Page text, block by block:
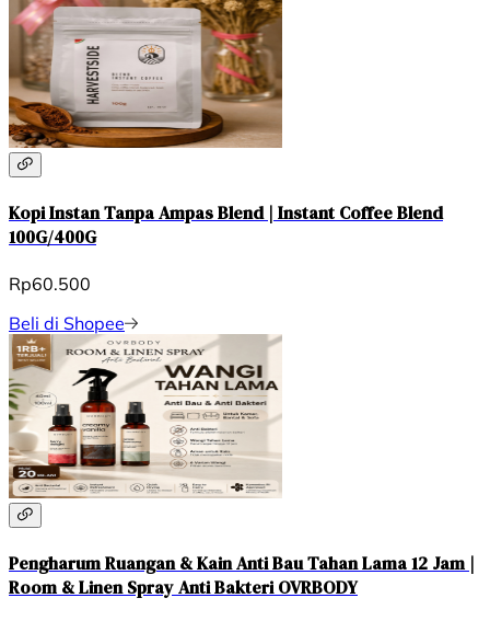
Kopi Instan Tanpa Ampas Blend | Instant Coffee Blend
100G/400G
Rp60.500
Beli di Shopee
Pengharum Ruangan & Kain Anti Bau Tahan Lama 12 Jam |
Room & Linen Spray Anti Bakteri OVRBODY